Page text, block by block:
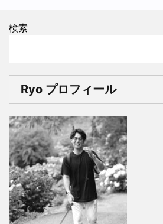
検索
Ryo プロフィール